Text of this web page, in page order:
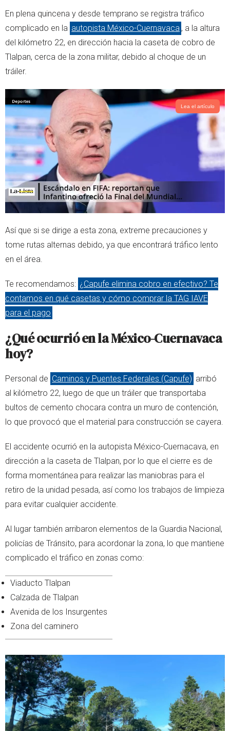
t
t
e
r
t
s
p
p
En plena quincena y desde temprano se registra tráfico
complicado en la autopista México-Cuernavaca , a la altura
del kilómetro 22, en dirección hacia la caseta de cobro de
Tlalpan, cerca de la zona militar, debido al choque de un
tráiler.
Lea el artículo
Así que si se dirige a esta zona, extreme precauciones y
tome rutas alternas debido, ya que encontrará tráfico lento
en el área.
Te recomendamos: ¿Capufe elimina cobro en efectivo? Te
contamos en qué casetas y cómo comprar la TAG IAVE
para el pago
¿Qué ocurrió en la México-Cuernavaca
hoy?
Personal de Caminos y Puentes Federales (Capufe) arribó
al kilómetro 22, luego de que un tráiler que transportaba
bultos de cemento chocara contra un muro de contención,
lo que provocó que el material para construcción se cayera.
El accidente ocurrió en la autopista México-Cuernacava, en
dirección a la caseta de Tlalpan, por lo que el cierre es de
forma momentánea para realizar las maniobras para el
retiro de la unidad pesada, así como los trabajos de limpieza
para evitar cualquier accidente.
Al lugar también arribaron elementos de la Guardia Nacional,
policías de Tránsito, para acordonar la zona, lo que mantiene
complicado el tráfico en zonas como:
Viaducto Tlalpan
Calzada de Tlalpan
Avenida de los Insurgentes
Zona del caminero